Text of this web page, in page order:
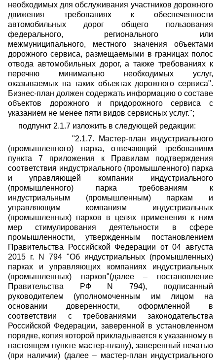
необходимых для обслуживания участников дорожного
движения требованиях к обеспеченности
автомобильных дорог общего пользования
федерального, регионального или
межмуниципального, местного значения объектами
дорожного сервиса, размещаемыми в границах полос
отвода автомобильных дорог, а также требованиях к
перечню минимально необходимых услуг,
оказываемых на таких объектах дорожного сервиса".
Бизнес-план должен содержать информацию о составе
объектов дорожного и придорожного сервиса с
указанием не менее пяти видов сервисных услуг.";
подпункт 2.1.7 изложить в следующей редакции:
"2.1.7. Мастер-план индустриального
(промышленного) парка, отвечающий требованиям
пункта 7 приложения к Правилам подтверждения
соответствия индустриального (промышленного) парка
и управляющей компании индустриального
(промышленного) парка требованиям к
индустриальным (промышленным) паркам и
управляющим компаниям индустриальных
(промышленных) парков в целях применения к ним
мер стимулирования деятельности в сфере
промышленности, утвержденным постановлением
Правительства Российской Федерации от 04 августа
2015 г. N 794 "Об индустриальных (промышленных)
парках и управляющих компаниях индустриальных
(промышленных) парков"(далее – постановление
Правительства РФ N 794), подписанный
руководителем (уполномоченным им лицом на
основании доверенности, оформленной в
соответствии с требованиями законодательства
Российской Федерации, заверенной в установленном
порядке, копия которой прикладывается к указанному в
настоящем пункте мастер-плану), заверенный печатью
(при наличии) (далее – мастер-план индустриального